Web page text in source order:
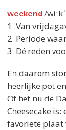
weekend /
1. Van
2. Periode
3. Dé reden
En daarom
heerlijke pot
Of het nu de
Cheesecake
favoriete plaat